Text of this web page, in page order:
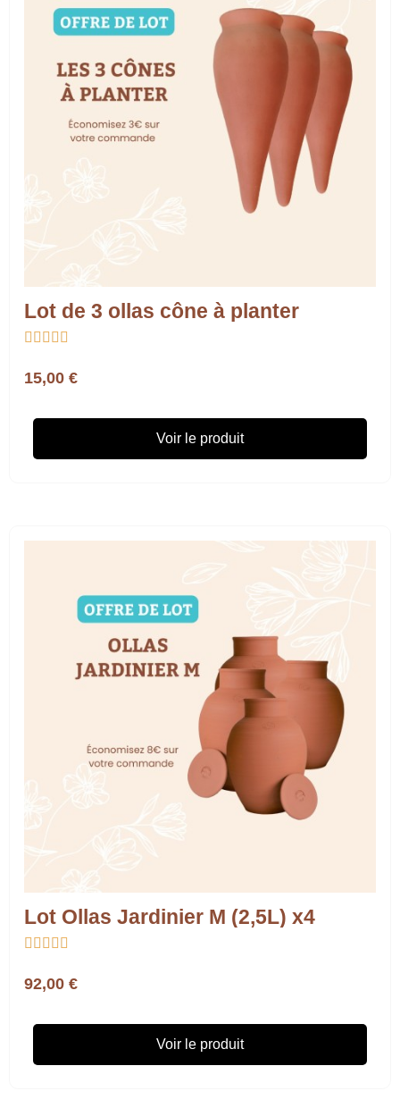
Lot de 3 ollas cône à planter
    
15,00 €
Voir le produit
Lot Ollas Jardinier M (2,5L) x4
    
92,00 €
Voir le produit